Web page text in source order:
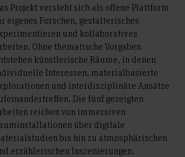
Projekt versteht sich als offene Plattform
eigenes Forschen, gestalterisches
und kollaboratives
Ohne thematische Vorgaben
künstlerische Räume, in denen
Interessen, materialbasierte
und interdisziplinäre Ansätze
Die fünf gezeigten
reichen von immersiven
über digitale
bis hin zu atmosphärischen
erzählerischen Inszenierungen.